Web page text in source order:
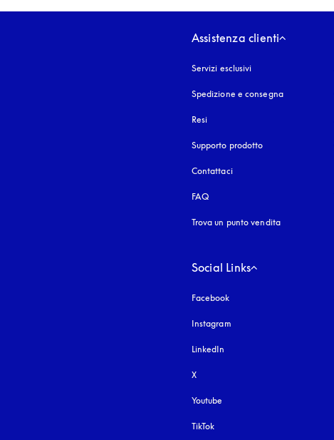
Assistenza clienti
Servizi esclusivi
Spedizione e consegna
Resi
Supporto prodotto
Contattaci
FAQ
Trova un punto vendita
Social Links
Facebook
Instagram
LinkedIn
X
Youtube
TikTok